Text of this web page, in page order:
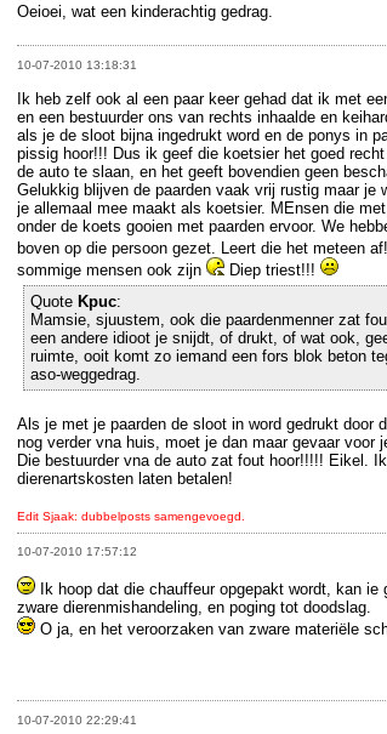
Oeioei, wat een kinderachtig gedrag.
10-07-2010 13:18:31
Ik heb zelf ook al een paar keer gehad dat ik met
en een bestuurder ons van rechts inhaalde en
als je de sloot bijna ingedrukt word en de ponys in
pissig hoor!!! Dus ik geef die koetsier het goed
de auto te slaan, en het geeft bovendien geen
Gelukkig blijven de paarden vaak vrij rustig maar je
je allemaal mee maakt als koetsier. MEnsen die
onder de koets gooien met paarden ervoor. We
boven op die persoon gezet. Leert die het meteen af!
sommige mensen ook zijn
Diep triest!!!
Quote Kpuc:
Mamsie, sjuustem, ook die paardenmenner zat
een andere idioot je snijdt, of drukt, of wat ook,
ruimte, ooit komt zo iemand een fors blok beton
aso-weggedrag.
Als je met je paarden de sloot in word gedrukt door
nog verder vna huis, moet je dan maar gevaar voor
Die bestuurder vna de auto zat fout hoor!!!!! Eikel.
dierenartskosten laten betalen!
Edit Sjaak: dubbelposts samengevoegd.
10-07-2010 17:57:12
Ik hoop dat die chauffeur opgepakt wordt, kan
zware dierenmishandeling, en poging tot doodslag.
O ja, en het veroorzaken van zware materiële
10-07-2010 22:29:41